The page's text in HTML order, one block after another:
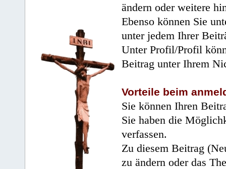
ändern oder weitere
Ebenso können Sie
unter jedem Ihrer
Unter Profil/Profil
Beitrag unter Ihrem
Vorteile beim
Sie können Ihren
Sie haben die
verfassen.
Zu diesem Beitrag
zu ändern oder das